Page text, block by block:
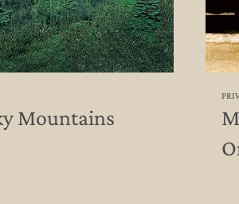
Mountains